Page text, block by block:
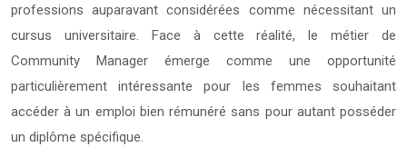
professions auparavant considérées comme nécessitant un
cursus universitaire. Face à cette réalité, le métier de
Community Manager émerge comme une opportunité
particulièrement intéressante pour les femmes souhaitant
accéder à un emploi bien rémunéré sans pour autant posséder
un diplôme spécifique.